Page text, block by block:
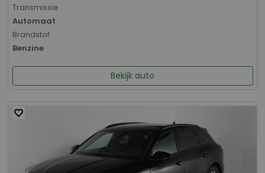
Transmissie
Automaat
Brandstof
Benzine
Bekijk auto